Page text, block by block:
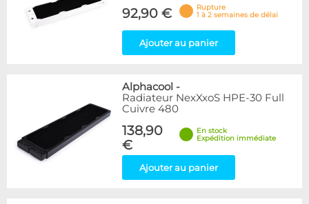
92,90 €
Rupture
1 à 2 semaines de délai
Ajouter au panier
Alphacool -
Radiateur NexXxoS HPE-30 Full
Cuivre 480
138,90
€
En stock
Expédition immédiate
Ajouter au panier